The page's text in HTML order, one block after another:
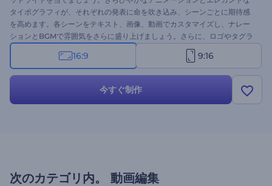
タイポグラフィが、それぞれの発表に命を吹き込み、シーンごとに期待感
を高めます。各シーンをテキスト、画像、動画でカスタマイズし、ナレー
ションとBGMで雰囲気をさらに盛り上げましょう。さらに、ロゴやタグラ
インを追加すれば、プロフェッショナルな仕上がりになります。ノミネー
ト発表、式典招待状、特別なオープニングやエンディングなど、様々な用
16:9 9:16
今すぐ制作
次のカテゴリ内。 動画編集